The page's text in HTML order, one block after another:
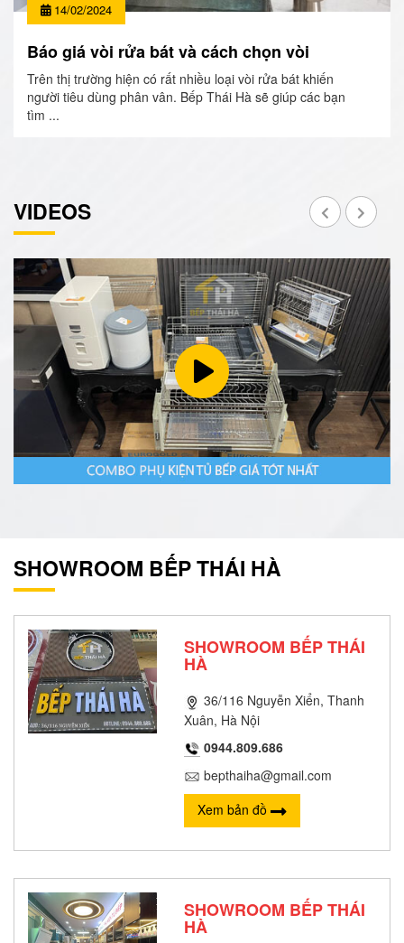
14/02/2024
Báo giá vòi rửa bát và cách chọn vòi
Trên thị trường hiện có rất nhiều loại vòi rửa bát khiến
người tiêu dùng phân vân. Bếp Thái Hà sẽ giúp các bạn
tìm ...
VIDEOS
SHOWROOM BẾP THÁI HÀ
SHOWROOM BẾP THÁI
HÀ
36/116 Nguyễn Xiển, Thanh
Xuân, Hà Nội
0944.809.686
bepthaiha@gmail.com
Xem bản đồ
SHOWROOM BẾP THÁI
HÀ